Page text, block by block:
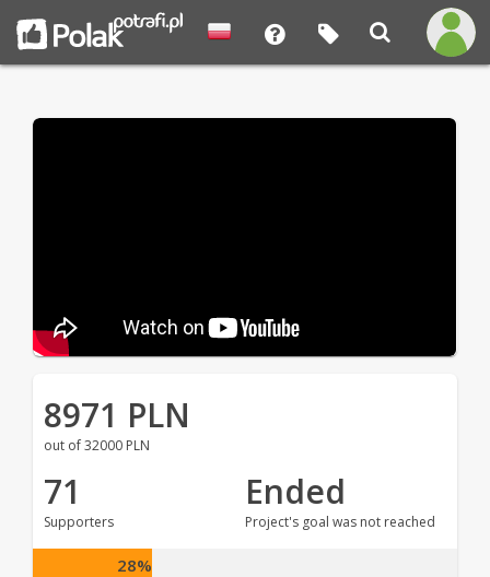
8971 PLN
out of 32000 PLN
71
Supporters
Ended
Project's goal was not reached
28%